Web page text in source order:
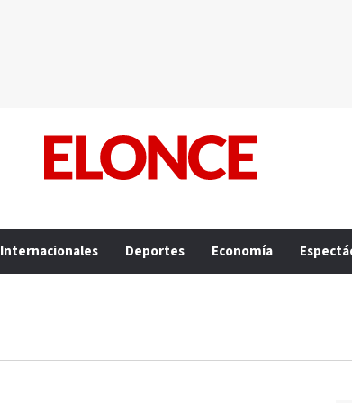
Internacionales Deportes Economía